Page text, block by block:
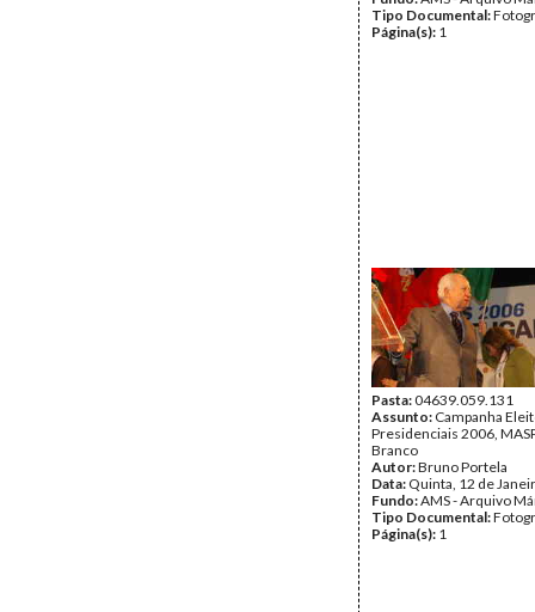
Tipo Documental:
Página(s): 1
Pasta:04639.059.131
Assunto: Campanha
Presidenciais 2006,
Branco
Autor:Bruno Portela
Data: Quinta, 12 de
Fundo:AMS - Arquivo
Tipo Documental:
Página(s): 1